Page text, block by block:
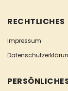
RECHTLICHES
Impressum